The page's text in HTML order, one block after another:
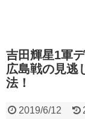
吉田輝星1軍
広島戦の見逃
法！
2019/6/12